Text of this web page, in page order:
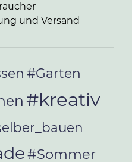
und Versand
#Garten
#kreativ
#Sommer